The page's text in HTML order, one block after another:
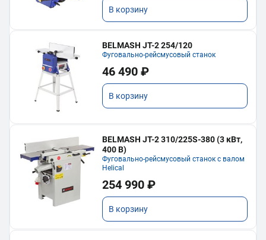
В корзину
BELMASH JT-2 254/120
Фуговально-рейсмусовый станок
46 490 ₽
В корзину
BELMASH JT-2 310/225S-380 (3 кВт,
400 В)
Фуговально-рейсмусовый станок с валом
Helical
254 990 ₽
В корзину